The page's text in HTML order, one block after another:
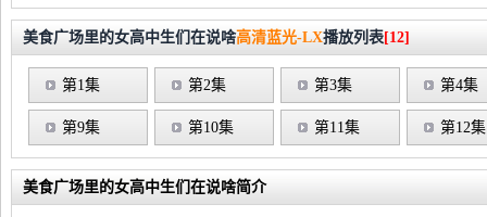
美食广场里的女高中生们在说啥高清蓝光-LX播放列表[12]
第1集 第2集 第3集 第4集
第9集 第10集 第11集 第12集
美食广场里的女高中生们在说啥简介